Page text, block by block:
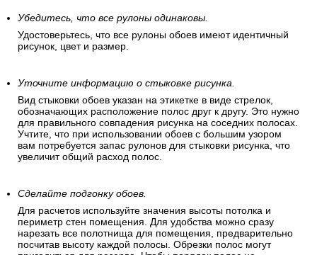
Убедитесь, что все рулоны одинаковы.
Удостоверьтесь, что все рулоны обоев имеют идентичный
рисунок, цвет и размер.
Уточните информацию о стыковке рисунка.
Вид стыковки обоев указан на этикетке в виде стрелок,
обозначающих расположение полос друг к другу. Это нужно
для правильного совпадения рисунка на соседних полосах.
Учтите, что при использовании обоев с большим узором
вам потребуется запас рулонов для стыковки рисунка, что
увеличит общий расход полос.
Сделайте подгонку обоев.
Для расчетов используйте значения высоты потолка и
периметр стен помещения. Для удобства можно сразу
нарезать все полотнища для помещения, предварительно
посчитав высоту каждой полосы. Обрезки полос могут